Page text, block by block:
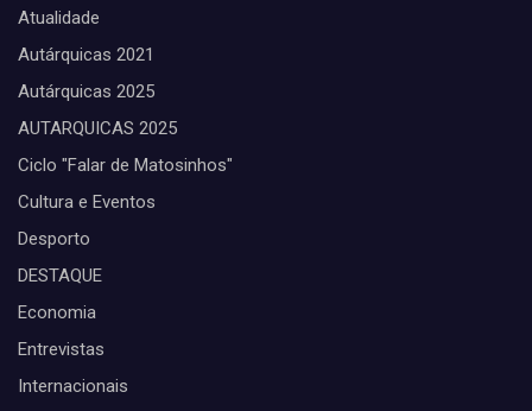
Atualidade
Autárquicas 2021
Autárquicas 2025
AUTARQUICAS 2025
Ciclo "Falar de Matosinhos"
Cultura e Eventos
Desporto
DESTAQUE
Economia
Entrevistas
Internacionais